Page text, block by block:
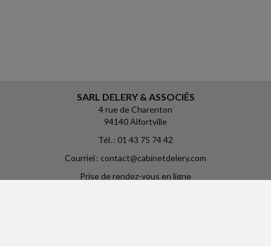
SARL DELERY & ASSOCIÉS
4 rue de Charenton
94140 Alfortville
Tél. : 01 43 75 74 42
Courriel : contact@cabinetdelery.com
Prise de rendez-vous en ligne